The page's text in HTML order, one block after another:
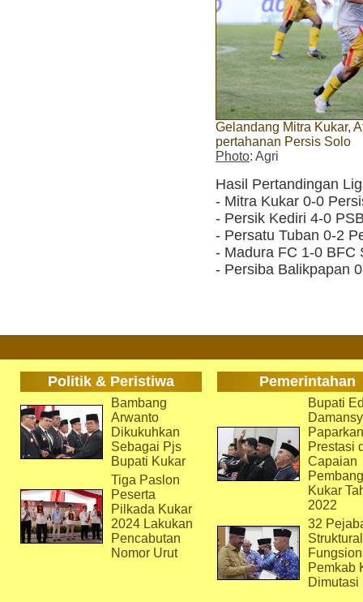
Gelandang Mitra Kukar,
pertahanan Persis Solo
Photo: Agri
Hasil Pertandingan
- Mitra Kukar 0-0
- Persik Kediri 4-0
- Persatu Tuban 0-2
- Madura FC 1-0 BFC
- Persiba Balikpapan
Politik & Peristiwa Pemerintahan
Bambang
Arwanto
Dikukuhkan
Sebagai Pjs
Bupati Kukar
Tiga Paslon
Peserta
Pilkada Kukar
2024 Lakukan
Pencabutan
Nomor Urut
Bupati
Paparkan
Prestasi
Capaian
Kukar
2022
32
Pemkab
Dimutasi